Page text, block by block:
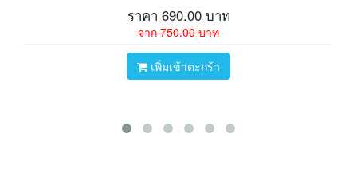
ราคา 690.00 บาท
จาก750.00บาท
เพิ่มเข้าตะกร้า